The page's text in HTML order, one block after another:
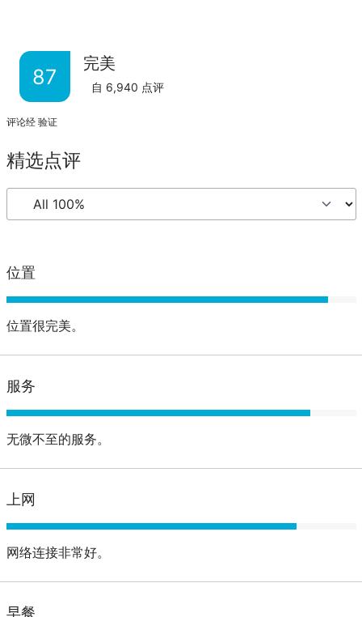
87
完美
自 6,940 点评
评论经 验证
精选点评
位置
位置很完美。
服务
无微不至的服务。
上网
网络连接非常好。
早餐